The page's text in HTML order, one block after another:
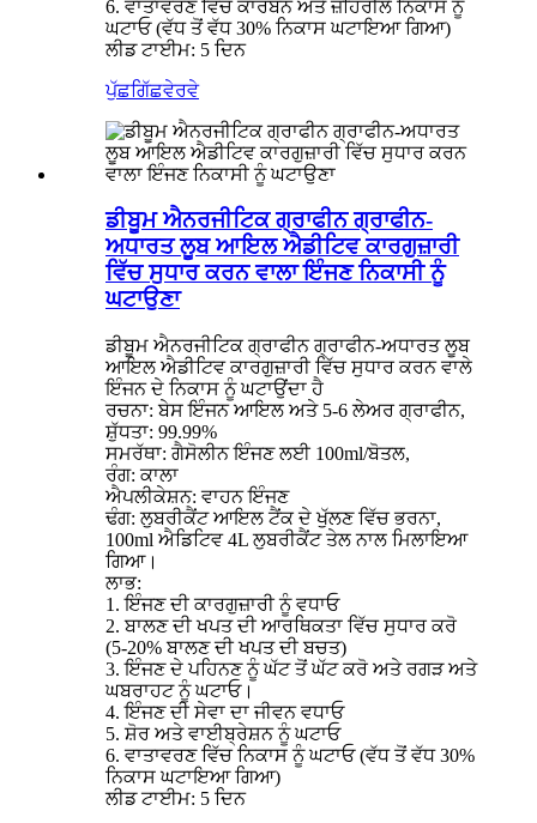
6. ਵਾਤਾਵਰਣ ਵਿੱਚ ਕਾਰਬਨ ਅਤੇ ਜ਼ਹਿਰੀਲੇ ਨਿਕਾਸ ਨੂੰ
ਘਟਾਓ (ਵੱਧ ਤੋਂ ਵੱਧ 30% ਨਿਕਾਸ ਘਟਾਇਆ ਗਿਆ)
ਲੀਡ ਟਾਈਮ: 5 ਦਿਨ
ਪੁੱਛਗਿੱਛਵੇਰਵੇ
ਡੀਬੂਮ ਐਨਰਜੀਟਿਕ ਗ੍ਰਾਫੀਨ ਗ੍ਰਾਫੀਨ-
ਅਧਾਰਤ ਲੂਬ ਆਇਲ ਐਡੀਟਿਵ ਕਾਰਗੁਜ਼ਾਰੀ
ਵਿੱਚ ਸੁਧਾਰ ਕਰਨ ਵਾਲਾ ਇੰਜਣ ਨਿਕਾਸੀ ਨੂੰ
ਘਟਾਉਣਾ
ਡੀਬੂਮ ਐਨਰਜੀਟਿਕ ਗ੍ਰਾਫੀਨ ਗ੍ਰਾਫੀਨ-ਅਧਾਰਤ ਲੂਬ
ਆਇਲ ਐਡੀਟਿਵ ਕਾਰਗੁਜ਼ਾਰੀ ਵਿੱਚ ਸੁਧਾਰ ਕਰਨ ਵਾਲੇ
ਇੰਜਨ ਦੇ ਨਿਕਾਸ ਨੂੰ ਘਟਾਉਂਦਾ ਹੈ
ਰਚਨਾ: ਬੇਸ ਇੰਜਨ ਆਇਲ ਅਤੇ 5-6 ਲੇਅਰ ਗ੍ਰਾਫੀਨ,
ਸ਼ੁੱਧਤਾ: 99.99%
ਸਮਰੱਥਾ: ਗੈਸੋਲੀਨ ਇੰਜਣ ਲਈ 100ml/ਬੋਤਲ,
ਰੰਗ: ਕਾਲਾ
ਐਪਲੀਕੇਸ਼ਨ: ਵਾਹਨ ਇੰਜਣ
ਢੰਗ: ਲੁਬਰੀਕੈਂਟ ਆਇਲ ਟੈਂਕ ਦੇ ਖੁੱਲਣ ਵਿੱਚ ਭਰਨਾ,
100ml ਐਡਿਟਿਵ 4L ਲੁਬਰੀਕੈਂਟ ਤੇਲ ਨਾਲ ਮਿਲਾਇਆ
ਗਿਆ।
ਲਾਭ:
1. ਇੰਜਣ ਦੀ ਕਾਰਗੁਜ਼ਾਰੀ ਨੂੰ ਵਧਾਓ
2. ਬਾਲਣ ਦੀ ਖਪਤ ਦੀ ਆਰਥਿਕਤਾ ਵਿੱਚ ਸੁਧਾਰ ਕਰੋ
(5-20% ਬਾਲਣ ਦੀ ਖਪਤ ਦੀ ਬਚਤ)
3. ਇੰਜਣ ਦੇ ਪਹਿਨਣ ਨੂੰ ਘੱਟ ਤੋਂ ਘੱਟ ਕਰੋ ਅਤੇ ਰਗੜ ਅਤੇ
ਘਬਰਾਹਟ ਨੂੰ ਘਟਾਓ।
4. ਇੰਜਣ ਦੀ ਸੇਵਾ ਦਾ ਜੀਵਨ ਵਧਾਓ
5. ਸ਼ੋਰ ਅਤੇ ਵਾਈਬ੍ਰੇਸ਼ਨ ਨੂੰ ਘਟਾਓ
6. ਵਾਤਾਵਰਣ ਵਿੱਚ ਨਿਕਾਸ ਨੂੰ ਘਟਾਓ (ਵੱਧ ਤੋਂ ਵੱਧ 30%
ਨਿਕਾਸ ਘਟਾਇਆ ਗਿਆ)
ਲੀਡ ਟਾਈਮ: 5 ਦਿਨ